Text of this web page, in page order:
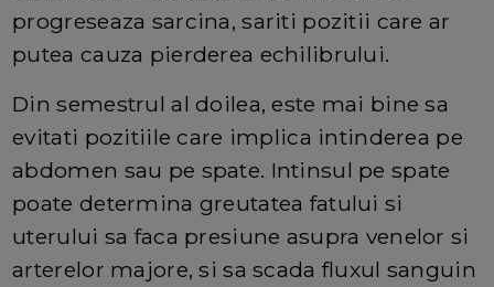
progreseaza sarcina, sariti pozitii care ar
putea cauza pierderea echilibrului.
Din semestrul al doilea, este mai bine sa
evitati pozitiile care implica intinderea pe
abdomen sau pe spate. Intinsul pe spate
poate determina greutatea fatului si
uterului sa faca presiune asupra venelor si
arterelor majore, si sa scada fluxul sanguin